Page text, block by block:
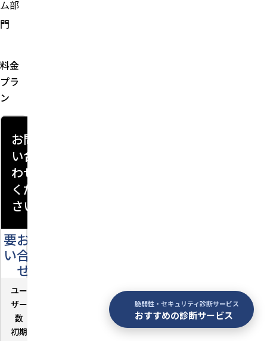
ム部
門
料金
プラ
ン
お問
い合
わせ
くだ
さい
要お問
い合わ
せ
ユー
ザー
数
初期
脆弱性・セキュリティ診断サービス
おすすめの診断サービス